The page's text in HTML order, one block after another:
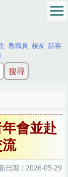
教職員 校友 訪客
會並赴
日期 : 2026-05-29